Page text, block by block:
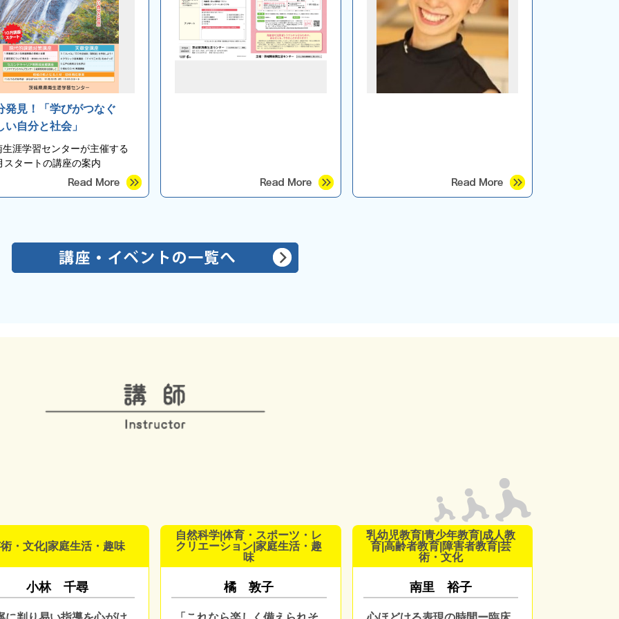
発見！「学びがつなぐ
い自分と社会」
生涯学習センターが主催する
スタートの講座の案内
・文化|家庭生活・趣味
小林 千尋
自然科学|体育・スポーツ・レ
クリエーション|家庭生活・趣
味
橘 敦子
乳幼児教育|青少年教育|成人教
育|高齢者教育|障害者教育|芸
術・文化
南里 裕子